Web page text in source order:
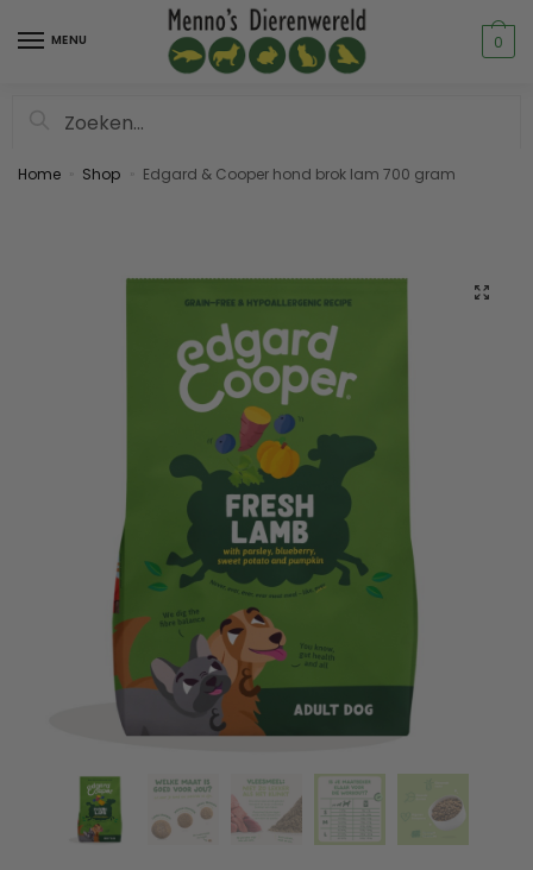
MENU 0
Home Shop Edgard & Cooper hond brok lam 700 gram